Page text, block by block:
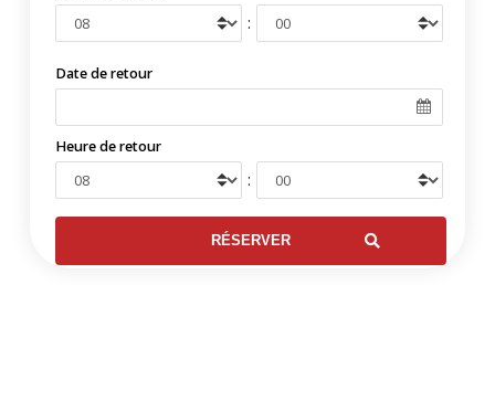
:
Date de retour
Heure de retour
: